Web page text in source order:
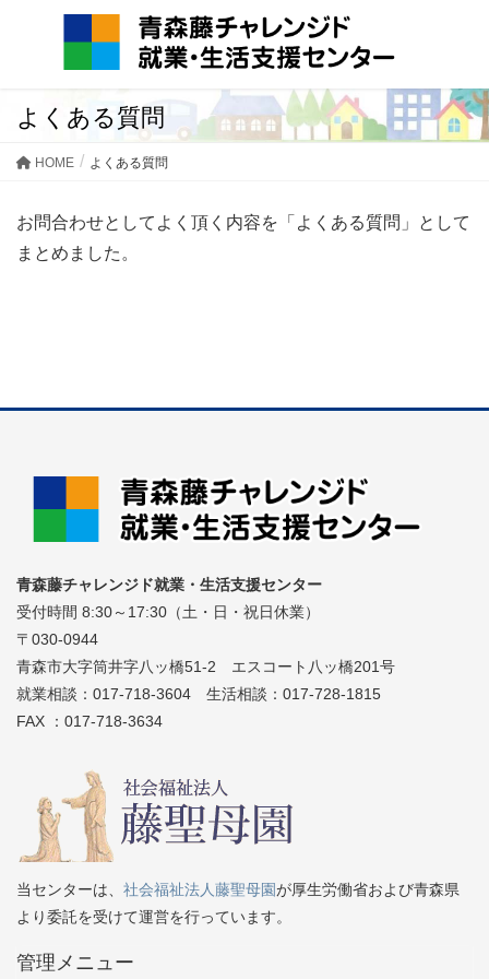
よくある質問
HOME よくある質問
お問合わせとしてよく頂く内容を「よくある質問」として
まとめました。
青森藤チャレンジド就業・生活支援センター
受付時間 8:30～17:30（土・日・祝日休業）
〒030-0944
青森市大字筒井字八ッ橋51-2 エスコート八ッ橋201号
就業相談：017-718-3604 生活相談：017-728-1815
FAX ：017-718-3634
当センターは、 社会福祉法人藤聖母園が厚生労働省および青森県
より委託を受けて運営を行っています。
管理メニュー